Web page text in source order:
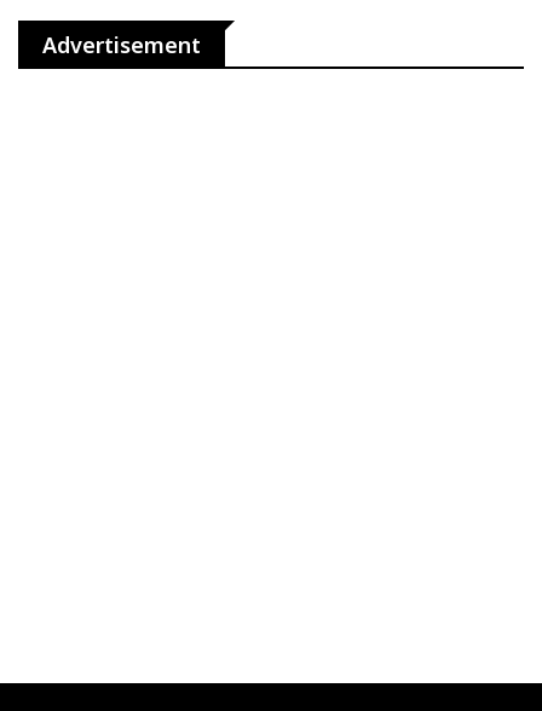
Advertisement